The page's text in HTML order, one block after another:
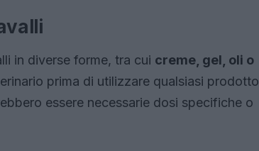
in diverse forme, tra cui creme, gel, oli o
prima di utilizzare qualsiasi prodotto
essere necessarie dosi specifiche o